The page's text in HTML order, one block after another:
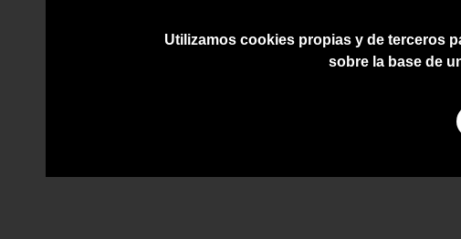
Utilizamos cookies propias y de terceros
sobre la base de